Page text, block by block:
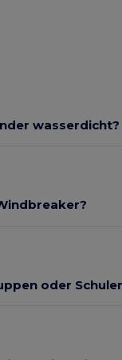
wasserdicht?
oder